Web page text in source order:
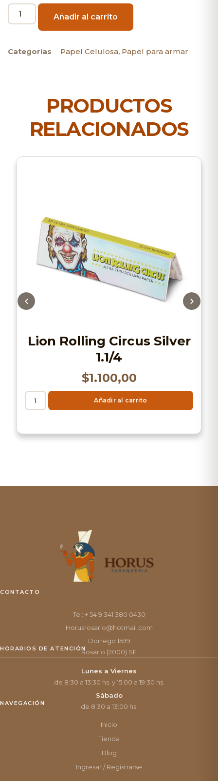
Añadir al carrito
Categorías Papel Celulosa, Papel para armar
PRODUCTOS
RELACIONADOS
Lion Rolling Circus Silver
1.1/4
$1.100,00
Añadir al carrito
CONTACTO
Tel: + 54 9 341 380 0430
Horusrosario@hotmail.com
Dorrego 1599
Rosario (2000) SF
HORARIOS DE ATENCIÓN
Lunes a Viernes
de 8:30 a 13:30 hs. y 15:00 a 19:30 hs.
Sábado
de 8:30 a 13:00 hs.
NAVEGACIÓN
Inicio
Tienda
Blog
Ingresar / Registrarse